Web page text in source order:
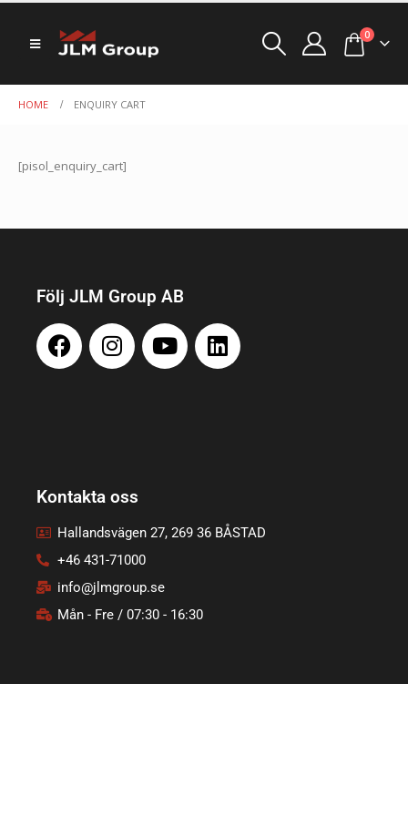
0
HOME ENQUIRY CART
[pisol_enquiry_cart]
Följ JLM Group AB
Kontakta oss
Hallandsvägen 27, 269 36 BÅSTAD
+46 431-71000
info@jlmgroup.se
Mån - Fre / 07:30 - 16:30